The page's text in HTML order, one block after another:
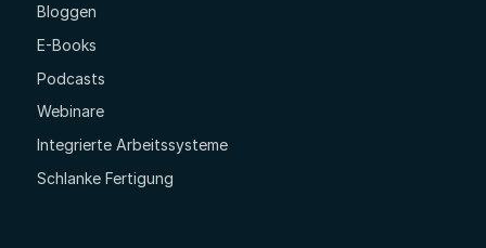
Bloggen
E-Books
Podcasts
Webinare
Integrierte Arbeitssysteme
Schlanke Fertigung